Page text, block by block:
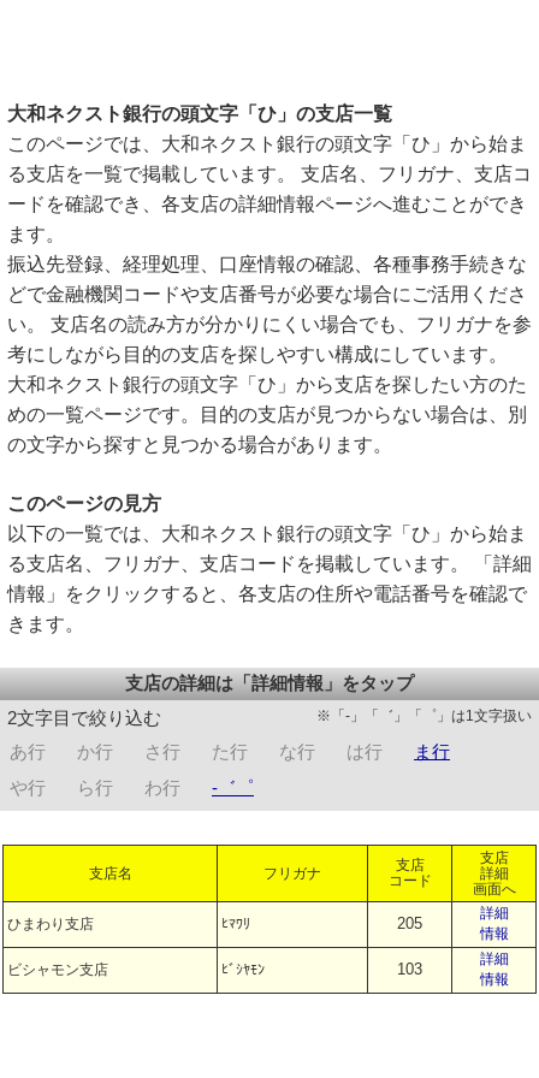
大和ネクスト銀行の頭文字「ひ」の支店一覧
このページでは、大和ネクスト銀行の頭文字「ひ」から始ま
る支店を一覧で掲載しています。 支店名、フリガナ、支店コ
ードを確認でき、各支店の詳細情報ページへ進むことができ
ます。
振込先登録、経理処理、口座情報の確認、各種事務手続きな
どで金融機関コードや支店番号が必要な場合にご活用くださ
い。 支店名の読み方が分かりにくい場合でも、フリガナを参
考にしながら目的の支店を探しやすい構成にしています。
大和ネクスト銀行の頭文字「ひ」から支店を探したい方のた
めの一覧ページです。目的の支店が見つからない場合は、別
の文字から探すと見つかる場合があります。
このページの見方
以下の一覧では、大和ネクスト銀行の頭文字「ひ」から始ま
る支店名、フリガナ、支店コードを掲載しています。 「詳細
情報」をクリックすると、各支店の住所や電話番号を確認で
きます。
支店の詳細は「詳細情報」をタップ
2文字目で絞り込む
※「-」「゛」「゜」は1文字扱い
あ行 か行 さ行 た行 な行 は行
ま行
や行
ら行 わ行 -゛゜
支店名 フリガナ
支店
コード
支店
詳細
画面へ
ひまわり支店 ﾋﾏﾜﾘ 205
詳細
情報
ビシャモン支店 ﾋﾞｼﾔﾓﾝ 103
詳細
情報